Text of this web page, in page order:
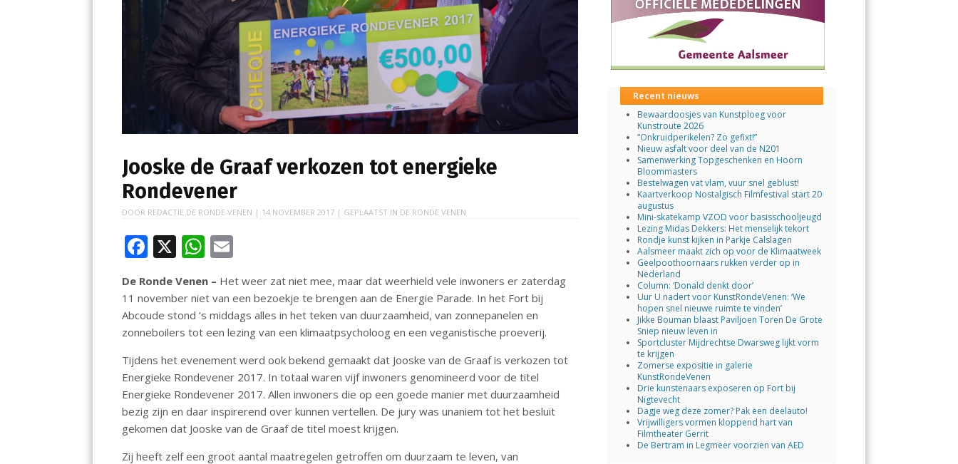
Jooske de Graaf verkozen tot energieke
Rondevener
DOOR REDACTIE DE RONDE VENEN | 14 NOVEMBER 2017 | GEPLAATST IN DE RONDE VENEN
F
ac
e
b
o
o
k
X W
h
at
s
A
p
p
ai
l
De Ronde Venen – Het weer zat niet mee, maar dat weerhield vele inwoners er zaterdag
11 november niet van een bezoekje te brengen aan de Energie Parade. In het Fort bij
Abcoude stond ’s middags alles in het teken van duurzaamheid, van zonnepanelen en
zonneboilers tot een lezing van een klimaatpsycholoog en een veganistische proeverij.
Tijdens het evenement werd ook bekend gemaakt dat Jooske van de Graaf is verkozen tot
Energieke Rondevener 2017. In totaal waren vijf inwoners genomineerd voor de titel
Energieke Rondevener 2017. Allen inwoners die op een goede manier met duurzaamheid
bezig zijn en daar inspirerend over kunnen vertellen. De jury was unaniem tot het besluit
gekomen dat Jooske van de Graaf de titel moest krijgen.
Zij heeft zelf een groot aantal maatregelen getroffen om duurzaam te leven, van
Recent nieuws
Bewaardoosjes van Kunstploeg voor
Kunstroute 2026
“Onkruidperikelen? Zo gefixt!”
Nieuw asfalt voor deel van de N201
Samenwerking Topgeschenken en Hoorn
Bloommasters
Bestelwagen vat vlam, vuur snel geblust!
Kaartverkoop Nostalgisch Filmfestival start 20
augustus
Mini-skatekamp VZOD voor basisschooljeugd
Lezing Midas Dekkers: Het menselijk tekort
Rondje kunst kijken in Parkje Calslagen
Aalsmeer maakt zich op voor de Klimaatweek
Geelpoothoornaars rukken verder op in
Nederland
Column: ‘Donald denkt door’
Uur U nadert voor KunstRondeVenen: ‘We
hopen snel nieuwe ruimte te vinden’
Jikke Bouman blaast Paviljoen Toren De Grote
Sniep nieuw leven in
Sportcluster Mijdrechtse Dwarsweg lijkt vorm
te krijgen
Zomerse expositie in galerie
KunstRondeVenen
Drie kunstenaars exposeren op Fort bij
Nigtevecht
Dagje weg deze zomer? Pak een deelauto!
Vrijwilligers vormen kloppend hart van
Filmtheater Gerrit
De Bertram in Legmeer voorzien van AED